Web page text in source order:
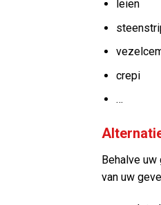
leien
crepi
…
Behalve
van uw